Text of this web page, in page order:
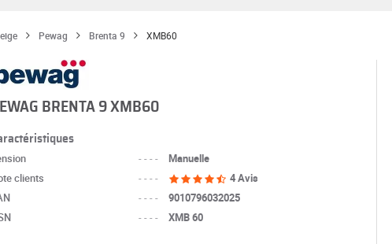
Pewag Brenta 9 XMB60
BRENTA 9 XMB60
----
Manuelle
clients
----
4 Avis
----
9010796032025
---- XMB 60